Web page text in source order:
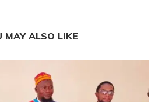
MAY ALSO LIKE